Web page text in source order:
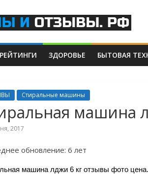
РЕЙТИНГИ ЗДОРОВЬЕ БЫТОВАЯ
Стиральные машины
машина
2017
обновление: 6 лет
машина лджи 6 кг отзывы фото цена.